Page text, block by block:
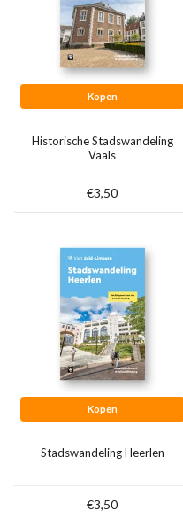
Kopen
Historische Stadswandeling
Vaals
€3,50
Kopen
Stadswandeling Heerlen
€3,50